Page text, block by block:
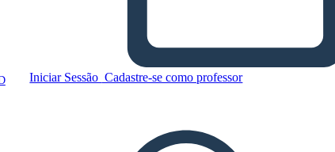
Iniciar Sessão Cadastre-se como professor